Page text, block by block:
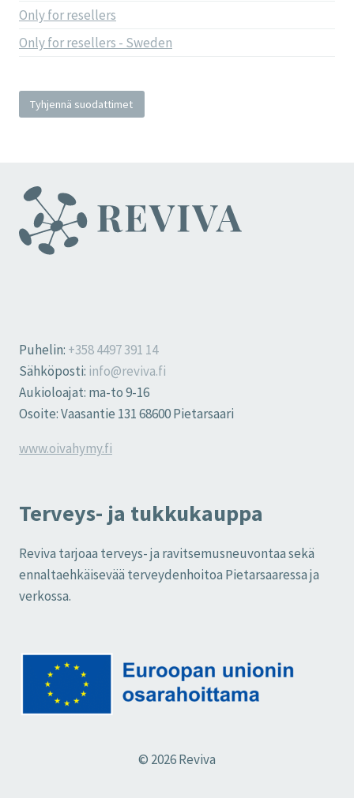
Only for resellers
Only for resellers - Sweden
Tyhjennä suodattimet
Puhelin: +358 4497 391 14
Sähköposti: info@reviva.fi
Aukioloajat: ma-to 9-16
Osoite: Vaasantie 131 68600 Pietarsaari
www.oivahymy.fi
Terveys- ja tukkukauppa
Reviva tarjoaa terveys- ja ravitsemusneuvontaa sekä
ennaltaehkäisevää terveydenhoitoa Pietarsaaressa ja
verkossa.
© 2026 Reviva